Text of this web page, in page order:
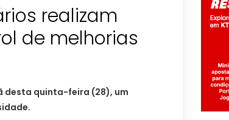
realizam
de melhorias
desta quinta-feira (28), um